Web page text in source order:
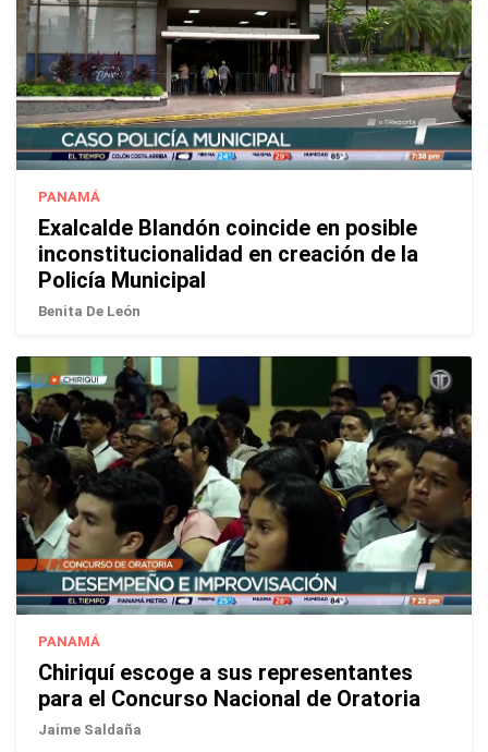
PANAMÁ
Exalcalde Blandón coincide en posible
inconstitucionalidad en creación de la
Policía Municipal
Benita De León
PANAMÁ
Chiriquí escoge a sus representantes
para el Concurso Nacional de Oratoria
Jaime Saldaña